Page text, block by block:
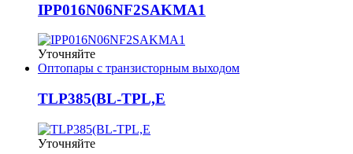
IPP016N06NF2SAKMA1
Уточняйте
Оптопары с транзисторным выходом
TLP385(BL-TPL,E
Уточняйте